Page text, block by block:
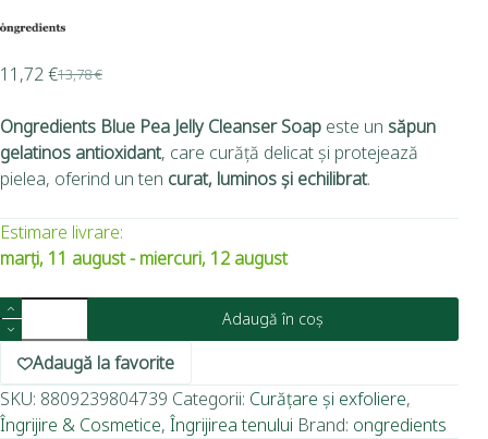
13,78€
11,72€
Ongredients Blue Pea Jelly Cleanser Soap este un săpun
gelatinos antioxidant, care curăță delicat și protejează
pielea, oferind un ten curat, luminos și echilibrat.
Estimare livrare:
marți, 11 august - miercuri, 12 august
Adaugă în coș
Adaugă la favorite
SKU: 8809239804739 Categorii: Curățare și exfoliere,
Îngrijire & Cosmetice, Îngrijirea tenului Brand: ongredients